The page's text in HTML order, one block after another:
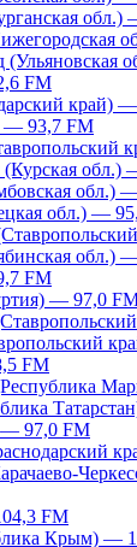
обл.)
(Ульяновская
FM
край)
— 93,7 FM
(Курская обл.)
обл.)
обл.) —
обл.)
FM
— 97,0
FM
— 97,0 FM
FM
Крым) —